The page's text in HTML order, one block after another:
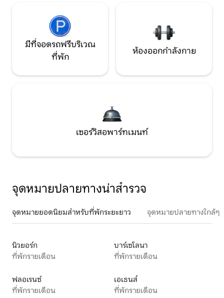
มีที่จอดรถฟรีบริเวณ
ที่พัก
ห้องออกกำลังกาย
เซอร์วิสอพาร์ทเมนท์
จุดหมายปลายทางน่าสำรวจ
จุดหมายยอดนิยมสำหรับที่พักระยะยาว จุดหมายปลายทางใกล้ๆ
นิวยอร์ก
ที่พักรายเดือน
บาร์เซโลนา
ที่พักรายเดือน
ฟลอเรนซ์
ที่พักรายเดือน
เอเธนส์
ที่พักรายเดือน